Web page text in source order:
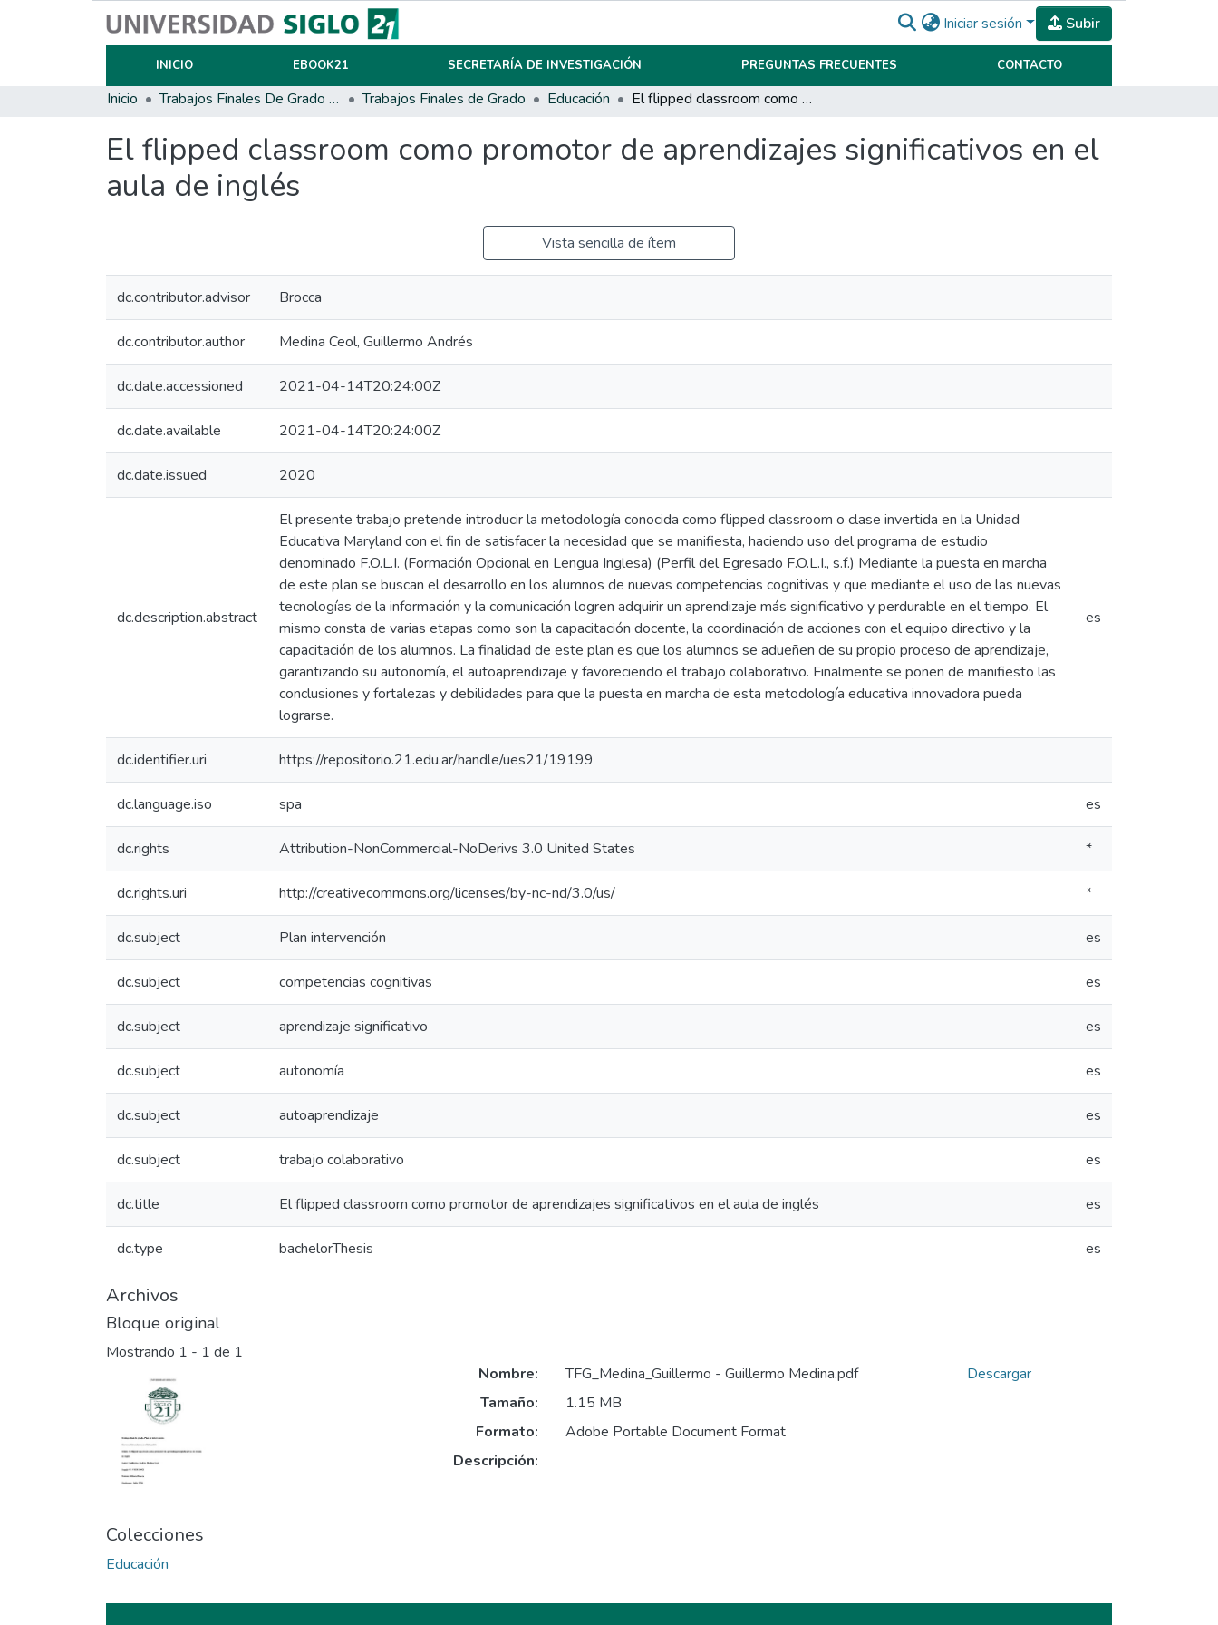
Iniciar sesión Subir
INICIO EBOOK21 SECRETARÍA DE INVESTIGACIÓN PREGUNTAS FRECUENTES CONTACTO
Inicio Trabajos Finales De Grado Y Posgrado Trabajos Finales de Grado Educación El flipped classroom como promotor de aprendizajes significativos en el aula de inglés
El flipped classroom como promotor de aprendizajes significativos en el
aula de inglés
Vista sencilla de ítem
dc.contributor.advisor Brocca
dc.contributor.author Medina Ceol, Guillermo Andrés
dc.date.accessioned 2021-04-14T20:24:00Z
dc.date.available 2021-04-14T20:24:00Z
dc.date.issued 2020
dc.description.abstract
El presente trabajo pretende introducir la metodología conocida como flipped classroom o clase invertida en la Unidad
Educativa Maryland con el fin de satisfacer la necesidad que se manifiesta, haciendo uso del programa de estudio
denominado F.O.L.I. (Formación Opcional en Lengua Inglesa) (Perfil del Egresado F.O.L.I., s.f.) Mediante la puesta en marcha
de este plan se buscan el desarrollo en los alumnos de nuevas competencias cognitivas y que mediante el uso de las nuevas
tecnologías de la información y la comunicación logren adquirir un aprendizaje más significativo y perdurable en el tiempo. El
mismo consta de varias etapas como son la capacitación docente, la coordinación de acciones con el equipo directivo y la
capacitación de los alumnos. La finalidad de este plan es que los alumnos se adueñen de su propio proceso de aprendizaje,
garantizando su autonomía, el autoaprendizaje y favoreciendo el trabajo colaborativo. Finalmente se ponen de manifiesto las
conclusiones y fortalezas y debilidades para que la puesta en marcha de esta metodología educativa innovadora pueda
lograrse.
es
dc.identifier.uri https://repositorio.21.edu.ar/handle/ues21/19199
dc.language.iso spa es
dc.rights Attribution-NonCommercial-NoDerivs 3.0 United States *
dc.rights.uri http://creativecommons.org/licenses/by-nc-nd/3.0/us/ *
dc.subject Plan intervención es
dc.subject competencias cognitivas es
dc.subject aprendizaje significativo es
dc.subject autonomía es
dc.subject autoaprendizaje es
dc.subject trabajo colaborativo es
dc.title El flipped classroom como promotor de aprendizajes significativos en el aula de inglés es
dc.type bachelorThesis es
Archivos
Bloque original
Mostrando 1 - 1 de 1
Nombre:
TFG_Medina_Guillermo - Guillermo Medina.pdf
Tamaño:
1.15 MB
Formato:
Adobe Portable Document Format
Descripción:
Descargar
Colecciones
Educación